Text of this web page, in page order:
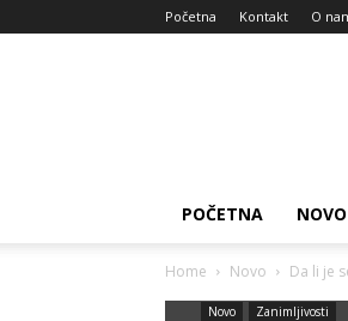
Početna Kontakt O
POČETNA NOVO
Home Novo Da li je
Novo Zanimljivosti